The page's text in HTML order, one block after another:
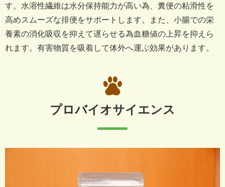
す。 水溶性繊維は水分保持能力が高い為、糞便の粘滑性を
高めスムーズな排便をサポートします。
また、小腸での栄
養素の消化吸収を抑えて遅らせる為血糖値の上昇を抑えら
れます。 有害物質を吸着して体外へ運ぶ効果があります。
プロバイオサイエンス